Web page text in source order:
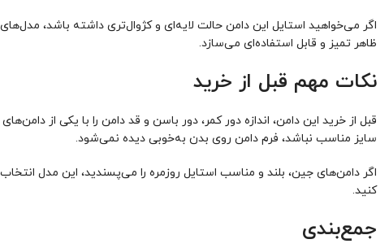
اگر می‌خواهید استایل این دامن حالت لایه‌ای و کژوال‌تری داشته باشد، مدل‌های
ظاهر تمیز و قابل استفاده‌ای می‌سازد.
نکات مهم قبل از خرید
قبل از خرید این دامن، اندازه دور کمر، دور باسن و قد دامن را با یکی از
سایز مناسب نباشد، فرم دامن روی بدن به‌خوبی دیده نمی‌شود.
اگر دامن‌های جین، بلند و مناسب استایل روزمره را می‌پسندید، این مدل
کنید.
جمع‌بندی